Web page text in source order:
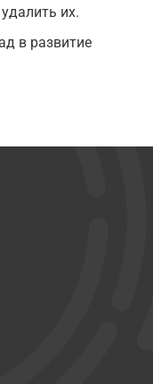
их.
в развитие